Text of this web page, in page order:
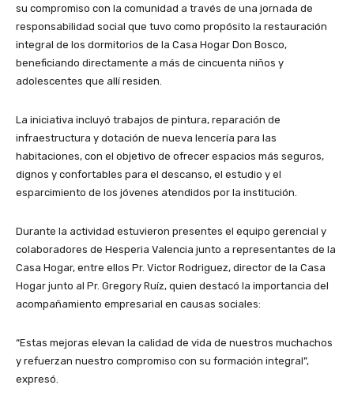
su compromiso con la comunidad a través de una jornada de
responsabilidad social que tuvo como propósito la restauración
integral de los dormitorios de la Casa Hogar Don Bosco,
beneficiando directamente a más de cincuenta niños y
adolescentes que allí residen.
La iniciativa incluyó trabajos de pintura, reparación de
infraestructura y dotación de nueva lencería para las
habitaciones, con el objetivo de ofrecer espacios más seguros,
dignos y confortables para el descanso, el estudio y el
esparcimiento de los jóvenes atendidos por la institución.
Durante la actividad estuvieron presentes el equipo gerencial y
colaboradores de Hesperia Valencia junto a representantes de la
Casa Hogar, entre ellos Pr. Victor Rodriguez, director de la Casa
Hogar junto al Pr. Gregory Ruíz, quien destacó la importancia del
acompañamiento empresarial en causas sociales:
“Estas mejoras elevan la calidad de vida de nuestros muchachos
y refuerzan nuestro compromiso con su formación integral”,
expresó.